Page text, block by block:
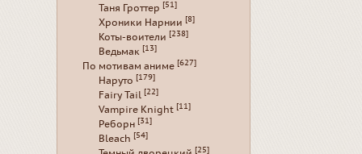
Таня Гроттер [51]
Хроники Нарнии [8]
Коты-воители [238]
Ведьмак [13]
По мотивам аниме [627]
Наруто [179]
Fairy Tail [22]
Vampire Knight [11]
Реборн [31]
Bleach [54]
[25]